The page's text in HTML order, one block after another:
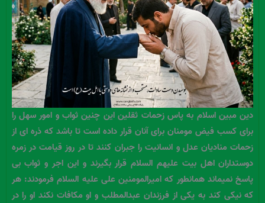
دین مبین اسلام به پاس زحمات ثقلین این چنین ثواب و امور سهل را
برای کسب فیض مومنان برای آنان قرار داده است تا باشد که ذره ای از
زحمات منادیان عدل و انسانیت را جبران کنند تا در روز قیامت در زمره
دوستداران اهل بیت علیهم السلام قرار بگیرند و این اجر و ثواب بی
پاسخ نمیماند همانطور که امیرالمومنین علی علیه السلام فرمودند: هر
که نیکی کند به یکی از فرزندان عبدالمطلب و او مکافات نکند او را در